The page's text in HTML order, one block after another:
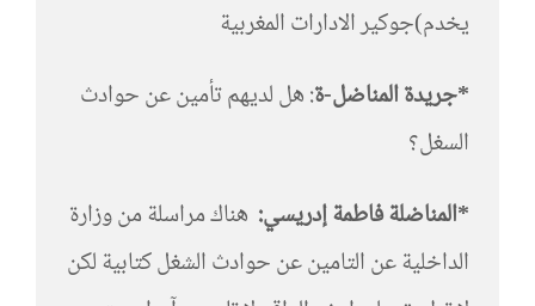
يخدم)جوكير الادارات المغربية
*جريدة المناضل-ة: هل لديهم تأمين عن حوادث
السغل؟
*المناضلة فاطمة إدريسي: هناك مراسلة من وزارة
الداخلية عن التامين عن حوادث الشغل كتابية لكن